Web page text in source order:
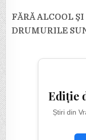
FĂRĂ ALCOOL
DRUMURILE
Ediție
Știri din